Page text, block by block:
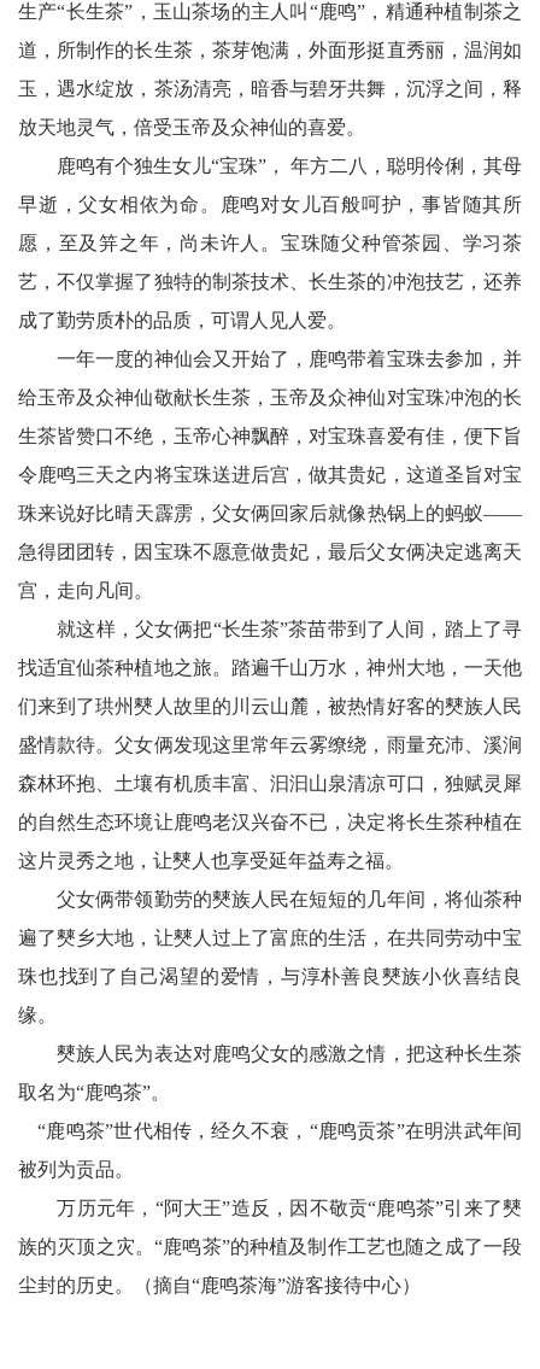
生产“长生茶”，玉山茶场的主人叫“鹿鸣”，精通种植制茶之
道，所制作的长生茶，茶芽饱满，外面形挺直秀丽，温润如
玉，遇水绽放，茶汤清亮，暗香与碧牙共舞，沉浮之间，释
放天地灵气，倍受玉帝及众神仙的喜爱。
鹿鸣有个独生女儿“宝珠”， 年方二八，聪明伶俐，其母
早逝，父女相依为命。鹿鸣对女儿百般呵护，事皆随其所
愿，至及笄之年，尚未许人。宝珠随父种管茶园、学习茶
艺，不仅掌握了独特的制茶技术、长生茶的冲泡技艺，还养
成了勤劳质朴的品质，可谓人见人爱。
一年一度的神仙会又开始了，鹿鸣带着宝珠去参加，并
给玉帝及众神仙敬献长生茶，玉帝及众神仙对宝珠冲泡的长
生茶皆赞口不绝，玉帝心神飘醉，对宝珠喜爱有佳，便下旨
令鹿鸣三天之内将宝珠送进后宫，做其贵妃，这道圣旨对宝
珠来说好比晴天霹雳，父女俩回家后就像热锅上的蚂蚁——
急得团团转，因宝珠不愿意做贵妃，最后父女俩决定逃离天
宫，走向凡间。
就这样，父女俩把“长生茶”茶苗带到了人间，踏上了寻
找适宜仙茶种植地之旅。踏遍千山万水，神州大地，一天他
们来到了珙州僰人故里的川云山麓，被热情好客的僰族人民
盛情款待。父女俩发现这里常年云雾缭绕，雨量充沛、溪涧
森林环抱、土壤有机质丰富、汩汩山泉清凉可口，独赋灵犀
的自然生态环境让鹿鸣老汉兴奋不已，决定将长生茶种植在
这片灵秀之地，让僰人也享受延年益寿之福。
父女俩带领勤劳的僰族人民在短短的几年间，将仙茶种
遍了僰乡大地，让僰人过上了富庶的生活，在共同劳动中宝
珠也找到了自己渴望的爱情，与淳朴善良僰族小伙喜结良
缘。
僰族人民为表达对鹿鸣父女的感激之情，把这种长生茶
取名为“鹿鸣茶”。
“鹿鸣茶”世代相传，经久不衰，“鹿鸣贡茶”在明洪武年间
被列为贡品。
万历元年，“阿大王”造反，因不敬贡“鹿鸣茶”引来了僰
族的灭顶之灾。“鹿鸣茶”的种植及制作工艺也随之成了一段
尘封的历史。（摘自“鹿鸣茶海”游客接待中心）